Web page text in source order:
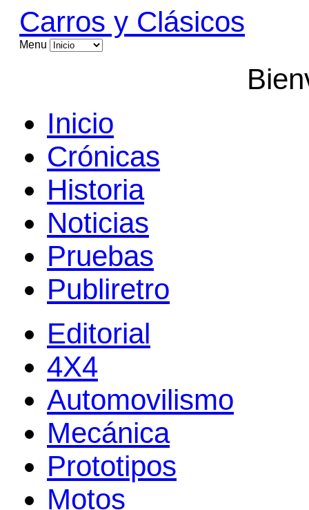
Carros y Clásicos
Menu
Inicio
Crónicas
Historia
Noticias
Pruebas
Publiretro
Editorial
4X4
Automovilismo
Mecánica
Prototipos
Motos